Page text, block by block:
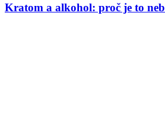
Kratom a alkohol: proč je to